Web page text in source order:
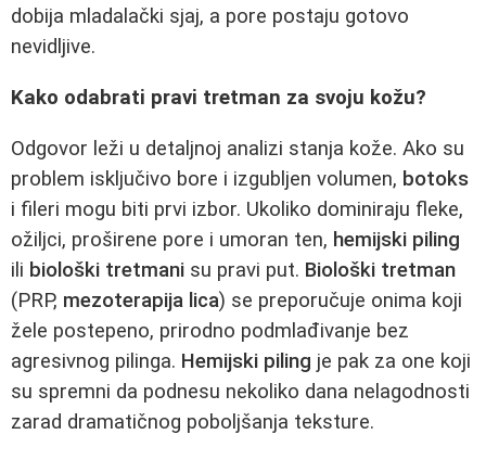
dobija mladalački sjaj, a pore postaju gotovo
nevidljive.
Kako odabrati pravi tretman za svoju kožu?
Odgovor leži u detaljnoj analizi stanja kože. Ako su
problem isključivo bore i izgubljen volumen, botoks
i fileri mogu biti prvi izbor. Ukoliko dominiraju fleke,
ožiljci, proširene pore i umoran ten, hemijski piling
ili biološki tretmani su pravi put. Biološki tretman
(PRP, mezoterapija lica) se preporučuje onima koji
žele postepeno, prirodno podmlađivanje bez
agresivnog pilinga. Hemijski piling je pak za one koji
su spremni da podnesu nekoliko dana nelagodnosti
zarad dramatičnog poboljšanja teksture.